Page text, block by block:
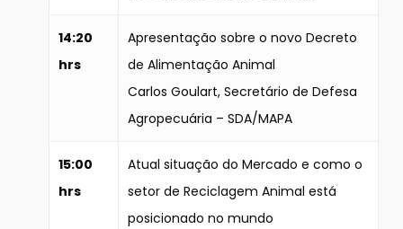
14:20
hrs
Apresentação sobre o novo Decreto
de Alimentação Animal
Carlos Goulart, Secretário de Defesa
Agropecuária – SDA/MAPA
15:00
hrs
Atual situação do Mercado e como o
setor de Reciclagem Animal está
posicionado no mundo